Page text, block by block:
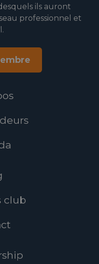
ils auront
professionnel et
club